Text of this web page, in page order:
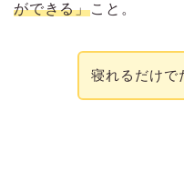
ができる」こと。
寝れるだけで